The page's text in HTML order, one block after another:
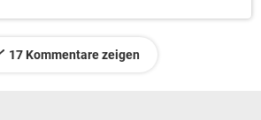
17 Kommentare zeigen